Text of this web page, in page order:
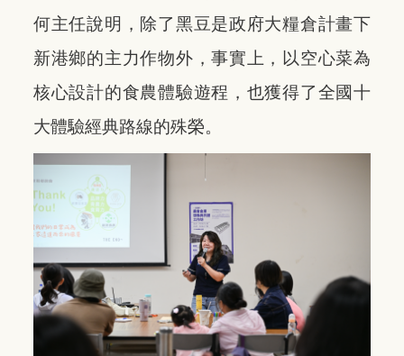
何主任說明，除了黑豆是政府大糧倉計畫下
新港鄉的主力作物外，事實上，以空心菜為
核心設計的食農體驗遊程，也獲得了全國十
大體驗經典路線的殊榮。